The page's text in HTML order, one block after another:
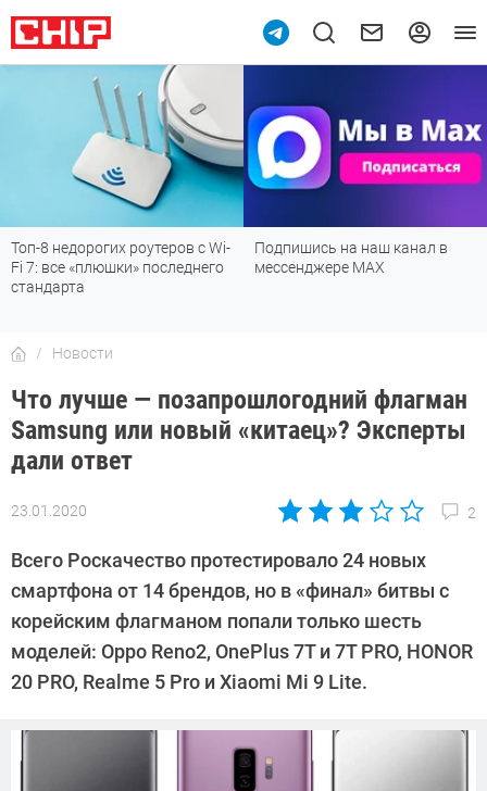
Топ-8 недорогих роутеров с Wi-
Fi 7: все «плюшки» последнего
стандарта
Подпишись на наш канал в
мессенджере МАХ
Новости
Что лучше — позапрошлогодний флагман
Samsung или новый «китаец»? Эксперты
дали ответ
23.01.2020 2
Автор:
Кошик
Всего Роскачество протестировало 24 новых
смартфона от 14 брендов, но в «финал» битвы с
корейским флагманом попали только шесть
моделей: Oppo Reno2, OnePlus 7T и 7T PRO, HONOR
20 PRO, Realme 5 Pro и Xiaomi Mi 9 Lite.